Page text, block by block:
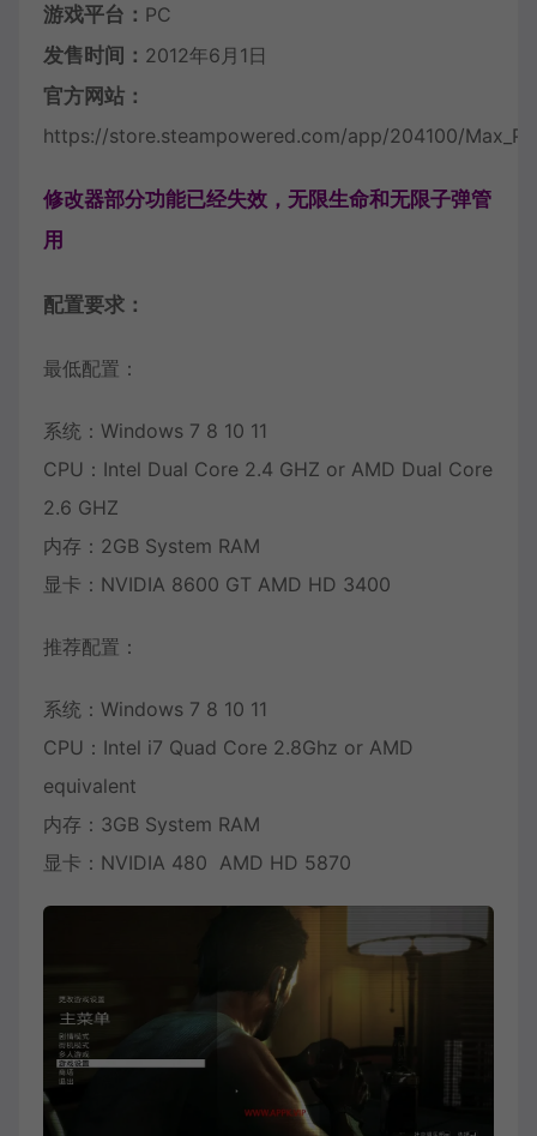
游戏平台： PC
发售时间： 2012年6月1日
官方网站：
https://store.steampowered.com/app/204100/
修改器部分功能已经失效，无限生命和无限子弹管
用
配置要求：
最低配置：
系统：Windows 7 8 10 11
CPU：Intel Dual Core 2.4 GHZ or AMD Dual Core
2.6 GHZ
内存：2GB System RAM
显卡：NVIDIA 8600 GT AMD HD 3400
推荐配置：
系统：Windows 7 8 10 11
CPU：Intel i7 Quad Core 2.8Ghz or AMD
equivalent
内存：3GB System RAM
显卡：NVIDIA 480 AMD HD 5870